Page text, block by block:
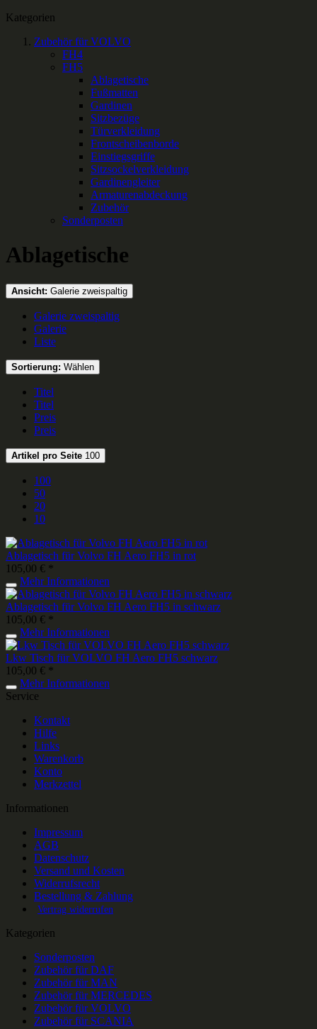
Kategorien
Zubehör für VOLVO
FH4
FH5
Ablagetische
Fußmatten
Gardinen
Sitzbezüge
Türverkleidung
Frontscheibenborde
Einstiegsgriffe
Sitzsockelverkleidung
Gardinengleiter
Armaturenabdeckung
Zubehör
Sonderposten
Ablagetische
Ansicht: Galerie zweispaltig
Galerie zweispaltig
Galerie
Liste
Sortierung: Wählen
Titel
Titel
Preis
Preis
Artikel pro Seite 100
100
50
20
10
Ablagetisch für Volvo FH Aero FH5 in rot
105,00 € *
Mehr Informationen
Ablagetisch für Volvo FH Aero FH5 in schwarz
105,00 € *
Mehr Informationen
Lkw Tisch für VOLVO FH Aero FH5 schwarz
105,00 € *
Mehr Informationen
Service
Kontakt
Hilfe
Links
Warenkorb
Konto
Merkzettel
Informationen
Impressum
AGB
Datenschutz
Versand und Kosten
Widerrufsrecht
Bestellung & Zahlung
Vertrag widerrufen
Kategorien
Sonderposten
Zubehör für DAF
Zubehör für MAN
Zubehör für MERCEDES
Zubehör für VOLVO
Zubehör für SCANIA